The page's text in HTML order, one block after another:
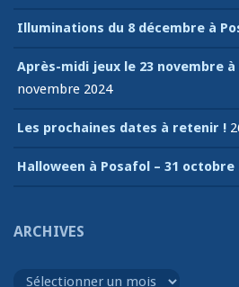
Illuminations du 8 décembre à
Après-midi jeux le 23 novembre
novembre 2024
Les prochaines dates à retenir !
Halloween à Posafol – 31 octobre
ARCHIVES